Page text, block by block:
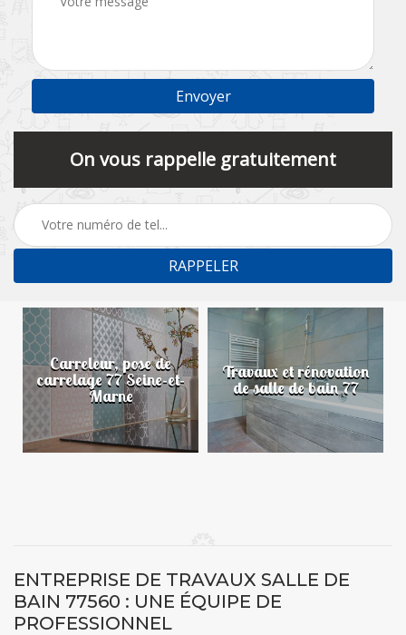
On vous rappelle gratuitement
Carreleur, pose de
carrelage 77 Seine-et-
Marne
Travaux et rénovation
de salle de bain 77
ENTREPRISE DE TRAVAUX SALLE DE
BAIN 77560 : UNE ÉQUIPE DE
PROFESSIONNEL